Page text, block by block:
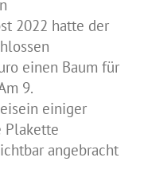
2022 hatte der
einen Baum für
9.
einiger
Plakette
angebracht